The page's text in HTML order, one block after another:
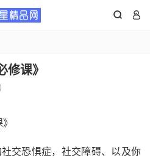
 
修课》
交恐惧症，社交障碍、以及你